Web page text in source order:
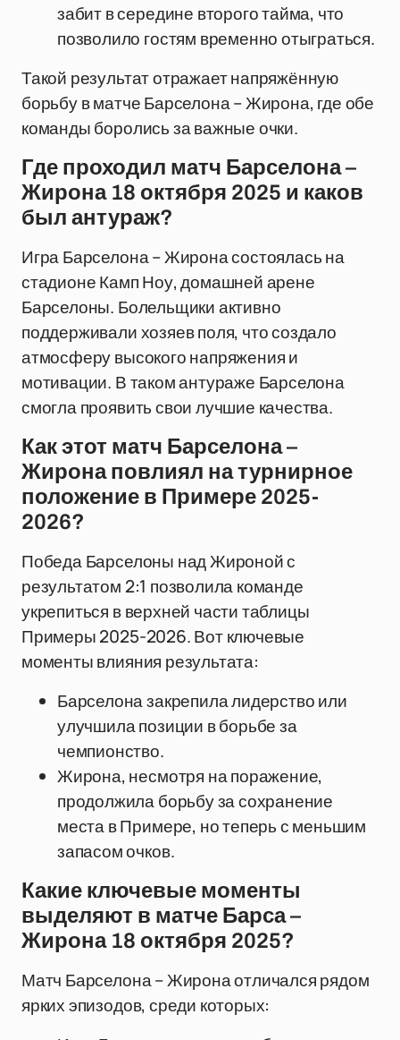
забит в середине второго тайма, что
позволило гостям временно отыграться.
Такой результат отражает напряжённую
борьбу в матче Барселона – Жирона, где обе
команды боролись за важные очки.
Где проходил матч Барселона –
Жирона 18 октября 2025 и каков
был антураж?
Игра Барселона – Жирона состоялась на
стадионе Камп Ноу, домашней арене
Барселоны. Болельщики активно
поддерживали хозяев поля, что создало
атмосферу высокого напряжения и
мотивации. В таком антураже Барселона
смогла проявить свои лучшие качества.
Как этот матч Барселона –
Жирона повлиял на турнирное
положение в Примере 2025-
2026?
Победа Барселоны над Жироной с
результатом 2:1 позволила команде
укрепиться в верхней части таблицы
Примеры 2025-2026. Вот ключевые
моменты влияния результата:
Барселона закрепила лидерство или
улучшила позиции в борьбе за
чемпионство.
Жирона, несмотря на поражение,
продолжила борьбу за сохранение
места в Примере, но теперь с меньшим
запасом очков.
Какие ключевые моменты
выделяют в матче Барса –
Жирона 18 октября 2025?
Матч Барселона – Жирона отличался рядом
ярких эпизодов, среди которых: